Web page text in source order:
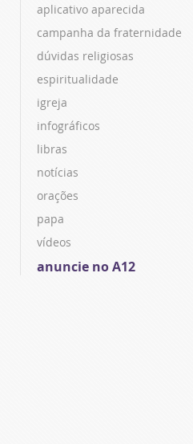
aplicativo aparecida
campanha da fraternidade
dúvidas religiosas
espiritualidade
igreja
infográficos
libras
notícias
orações
papa
vídeos
anuncie no A12